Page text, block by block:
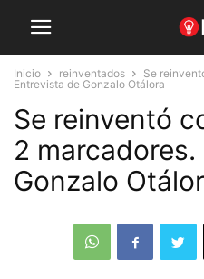
Inicio reinventados
Se
Entrevista de Gonzalo Otálora
Se reinventó
2
Gonzalo